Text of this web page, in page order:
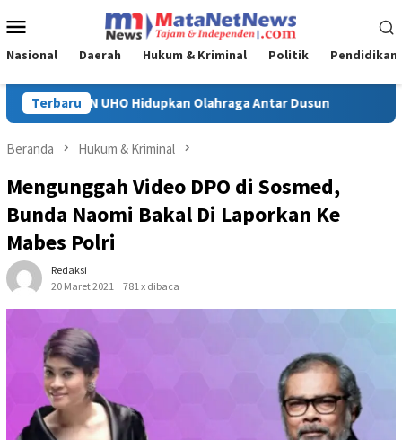
ke
Mobile
Nasional Daerah Hukum & Kriminal Politik Pendidikan
Terbaru
Antar Dusun Polda Sultra Bumi Hanguskan 5,4 Kg
Beranda Hukum & Kriminal
Mengunggah Video DPO di Sosmed,
Bunda Naomi Bakal Di Laporkan Ke
Mabes Polri
Redaksi
20 Maret 2021
781 x dibaca